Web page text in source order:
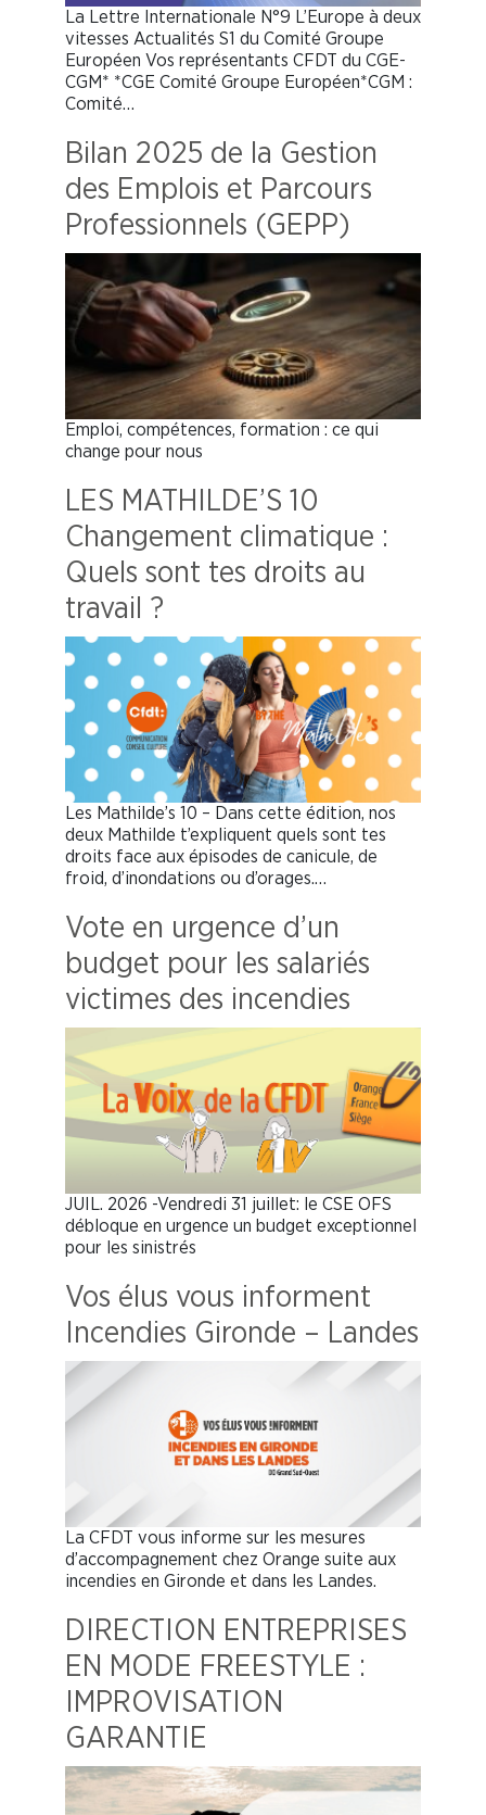
La Lettre Internationale N°9 L’Europe à deux
vitesses Actualités S1 du Comité Groupe
Européen Vos représentants CFDT du CGE-
CGM* *CGE Comité Groupe Européen*CGM :
Comité…
Bilan 2025 de la Gestion
des Emplois et Parcours
Professionnels (GEPP)
Emploi, compétences, formation : ce qui
change pour nous
LES MATHILDE’S 10
Changement climatique :
Quels sont tes droits au
travail ?
Les Mathilde’s 10 – Dans cette édition, nos
deux Mathilde t’expliquent quels sont tes
droits face aux épisodes de canicule, de
froid, d’inondations ou d’orages.…
Vote en urgence d’un
budget pour les salariés
victimes des incendies
JUIL. 2026 -Vendredi 31 juillet: le CSE OFS
débloque en urgence un budget exceptionnel
pour les sinistrés
Vos élus vous informent
Incendies Gironde – Landes
La CFDT vous informe sur les mesures
d’accompagnement chez Orange suite aux
incendies en Gironde et dans les Landes.
DIRECTION ENTREPRISES
EN MODE FREESTYLE :
IMPROVISATION
GARANTIE